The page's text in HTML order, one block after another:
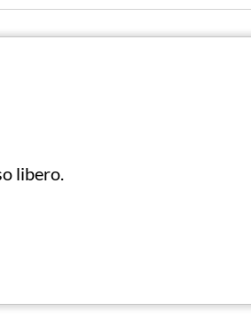
lo ha trasformato nella “
curato dalla
libero.